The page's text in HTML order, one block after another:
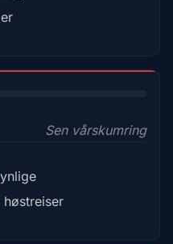
Sen vårskumring